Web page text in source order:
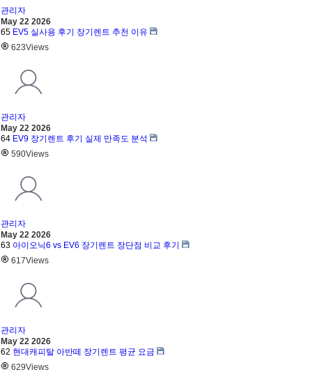
관리자
May 22 2026
65 EV5 실사용 후기 장기렌트 추천 이유
623Views
관리자
May 22 2026
64 EV9 장기렌트 후기 실제 만족도 분석
590Views
관리자
May 22 2026
63 아이오닉6 vs EV6 장기렌트 장단점 비교 후기
617Views
관리자
May 22 2026
62 현대캐피탈 아반떼 장기렌트 평균 요금
629Views